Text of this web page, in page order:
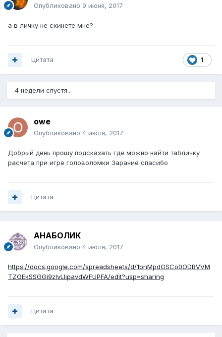
Опубликовано 9 июня, 2017
а в личку не скинете мне?
1
Цитата
4 недели спустя...
owe
Опубликовано 4 июля, 2017
Добрый день прошу подсказать где можно найти табличку
расчета при игре головоломки Зарание спасибо
Цитата
АНАБОЛИК
Опубликовано 4 июля, 2017
https://docs.google.com/spreadsheets/d/1bnMpdGSCo0ODBVVM
TZGEkSSGGi9zIvLlipavdWFUPFA/edit?usp=sharing
Цитата